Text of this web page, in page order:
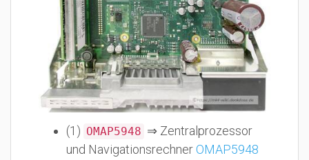
(1) OMAP5948 ⇒ Zentralprozessor
und NavigationsrechnerOMAP5948